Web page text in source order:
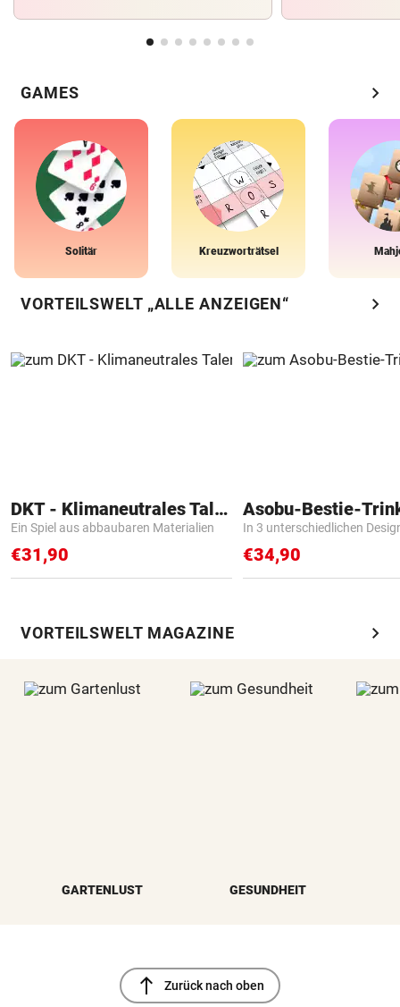
GAMES chevron_right
Solitär Kreuzworträtsel
VORTEILSWELT „ALLE ANZEIGEN“ chevron_right
DKT - Klimaneutrales Talent
Ein Spiel aus abbaubaren Materialien
€31,90
Asobu-Bestie-
In 3 unterschiedlichen
€34,90
VORTEILSWELT MAGAZINE chevron_right
GARTENLUST GESUNDHEIT
north Zurück nach oben